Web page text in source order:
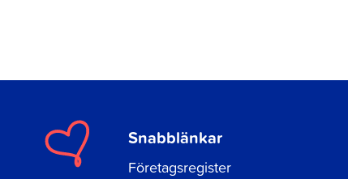
Snabblänkar
Företagsregister